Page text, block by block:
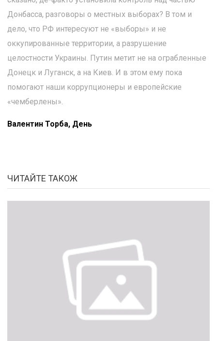
Донбасса, разговоры о местных выборах? В том и
дело, что РФ интересуют не «выборы» и не
оккупированные территории, а разрушение
целостности Украины. Путин метит не на ограбленные
Донецк и Луганск, а на Киев. И в этом ему пока
помогают наши коррупционеры и европейские
«чемберлены».
Валентин Торба, День
ЧИТАЙТЕ ТАКОЖ